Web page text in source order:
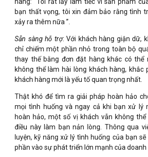
hàng: “Tôi rất lấy làm tiếc vì sản phẩm
bạn thất vọng, tôi xin đảm bảo rằng tình
xảy ra thêm nữa ”.
Sẵn sàng hỗ trợ: Với khách hàng giận dữ,
chỉ chiếm một phần nhỏ trong toàn bộ
thay thế bằng đơn đặt hàng khác có thể
không thể làm hài lòng khách hàng, khắc
khách hàng mới là yếu tố quan trọng nhất.
Thật khó để tìm ra giải pháp hoàn hảo
mọi tình huống và ngay cả khi bạn xử lý
hoàn hảo, một số vị khách vẫn không
điều này làm bạn nản lòng. Thông qua
luyện, kỹ năng xử lý tình huống của bạn
phần vào sự phát triển lớn mạnh của doanh